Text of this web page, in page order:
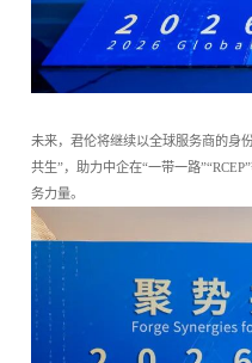
未来，君伦将继续以全球服务商的身
共生”，助力中企在“一带一路
务力量。